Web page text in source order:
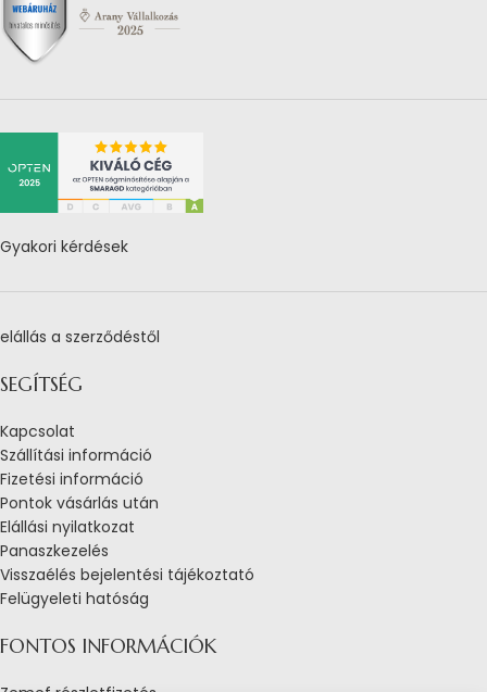
Gyakori kérdések
elállás a szerződéstől
SEGÍTSÉG
Kapcsolat
Szállítási információ
Fizetési információ
Pontok vásárlás után
Elállási nyilatkozat
Panaszkezelés
Visszaélés bejelentési tájékoztató
Felügyeleti hatóság
FONTOS INFORMÁCIÓK